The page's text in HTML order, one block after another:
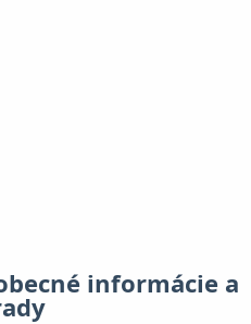
informácie a